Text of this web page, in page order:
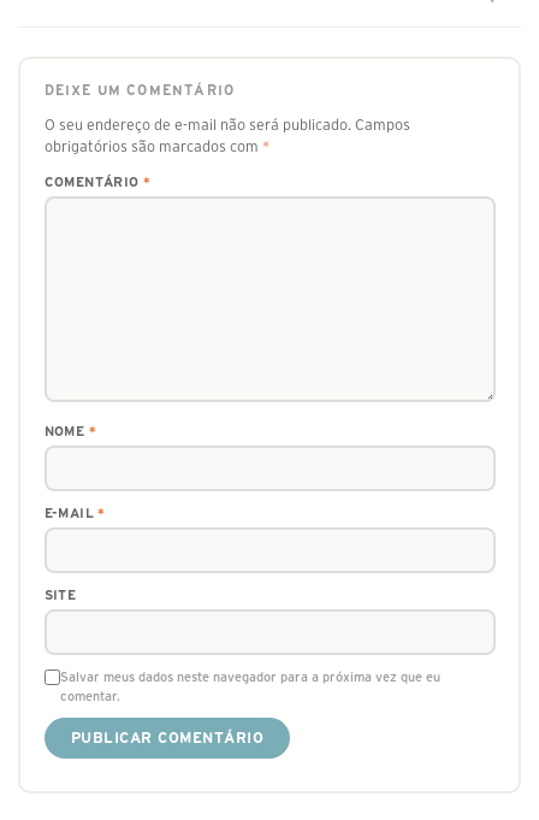
DEIXE UM COMENTÁRIO
O seu endereço de e-mail não será publicado. Campos
obrigatórios são marcados com *
COMENTÁRIO *
NOME *
E-MAIL*
SITE
Salvar meus dados neste navegador para a próxima vez que eu
comentar.